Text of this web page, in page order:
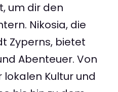
um dir den
Nikosia, die
Zyperns, bietet
Abenteuer. Von
Kultur und